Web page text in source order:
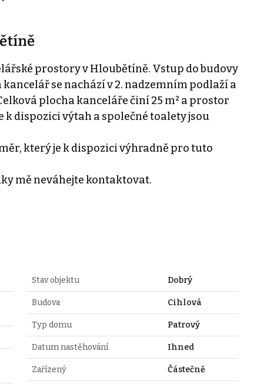
prostory v Hloubětíně. Vstup do budovy
se nachází v 2. nadzemním podlaží a
plocha kanceláře činí 25 m² a prostor
k dispozici výtah a společné toalety jsou
který je k dispozici výhradně pro tuto
mě neváhejte kontaktovat.
Stav objektu Dobrý
Budova Cihlová
Typ domu Patrový
Datum nastěhování Ihned
Zařízený Částečně